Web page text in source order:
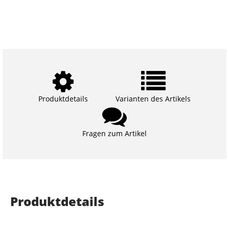
Produktdetails Varianten des Artikels
Fragen zum Artikel
Produktdetails